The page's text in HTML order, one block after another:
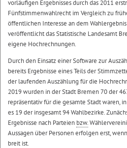
vorläufigen Ergebnisses durch das 2011
Fünfstimmenwahlrecht im Vergleich zu
öffentlichen Interesse an dem
veröffentlicht das Statistische Landesamt
eigene Hochrechnungen.
Durch den Einsatz einer Software zur
bereits Ergebnisse eines Teils der
der laufenden Auszählung für die
2019 wurden in der Stadt Bremen 70 der
repräsentativ für die gesamte Stadt waren,
es 19 der insgesamt 94 Wahlbezirke.
Ergebnisse nach Parteien bzw.
Aussagen über Personen erfolgen erst,
breit ist.